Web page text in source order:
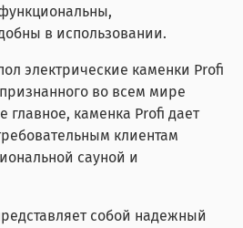
в использовании.
электрические каменки Profi
во всем мире
главное, каменка Profi дает
клиентам
сауной и
собой надежный